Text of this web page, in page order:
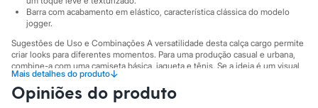
Cintas e Modeladores
Meias
Sutiãs e Tops
Moda praia
Biquínis
Maiôs
Saídas de praia
Barra com acabamento em elástico, característica clássica do modelo
jogger.
Sugestões de Uso e Combinações A versatilidade desta calça cargo permite
criar looks para diferentes momentos. Para uma produção casual e urbana,
combine-a com uma camiseta básica, jaqueta e tênis. Se a ideia é um visual
mais descontraído, aposte em um top cropped e sandálias rasteiras ou
slides. A calça preta feminina é um curinga que transita facilmente entre o
conforto de casa e os compromissos do dia.
Mais detalhes do produto↓
Opiniões do produto